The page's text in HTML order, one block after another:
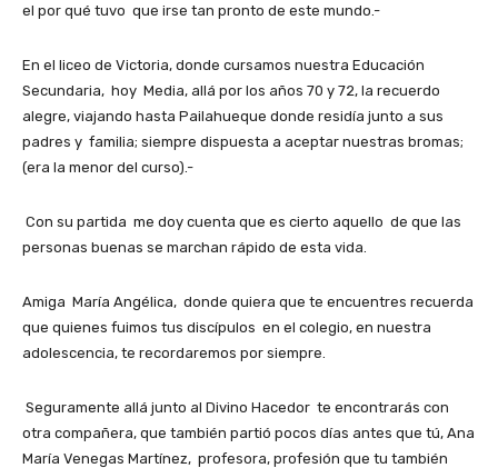
el por qué tuvo que irse tan pronto de este mundo.-
En el liceo de Victoria, donde cursamos nuestra Educación
Secundaria, hoy Media, allá por los años 70 y 72, la recuerdo
alegre, viajando hasta Pailahueque donde residía junto a sus
padres y familia; siempre dispuesta a aceptar nuestras bromas;
(era la menor del curso).-
Con su partida me doy cuenta que es cierto aquello de que las
personas buenas se marchan rápido de esta vida.
Amiga María Angélica, donde quiera que te encuentres recuerda
que quienes fuimos tus discípulos en el colegio, en nuestra
adolescencia, te recordaremos por siempre.
Seguramente allá junto al Divino Hacedor te encontrarás con
otra compañera, que también partió pocos días antes que tú, Ana
María Venegas Martínez, profesora, profesión que tu también